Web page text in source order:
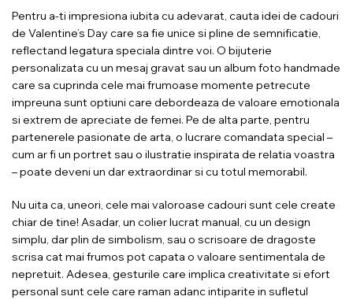
Pentru a-ti impresiona iubita cu adevarat, cauta idei de cadouri
de Valentine’s Day care sa fie unice si pline de semnificatie,
reflectand legatura speciala dintre voi. O bijuterie
personalizata cu un mesaj gravat sau un album foto handmade
care sa cuprinda cele mai frumoase momente petrecute
impreuna sunt optiuni care debordeaza de valoare emotionala
si extrem de apreciate de femei. Pe de alta parte, pentru
partenerele pasionate de arta, o lucrare comandata special –
cum ar fi un portret sau o ilustratie inspirata de relatia voastra
– poate deveni un dar extraordinar si cu totul memorabil.
Nu uita ca, uneori, cele mai valoroase cadouri sunt cele create
chiar de tine! Asadar, un colier lucrat manual, cu un design
simplu, dar plin de simbolism, sau o scrisoare de dragoste
scrisa cat mai frumos pot capata o valoare sentimentala de
nepretuit. Adesea, gesturile care implica creativitate si efort
personal sunt cele care raman adanc intiparite in sufletul